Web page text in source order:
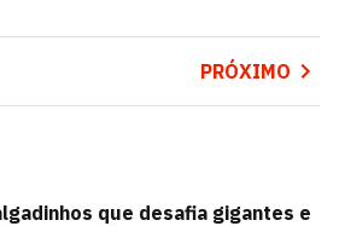
PRÓXIMO
que desafia gigantes e